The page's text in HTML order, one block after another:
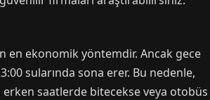
en ekonomik yöntemdir. Ancak gece
sularında sona erer. Bu nedenle,
erken saatlerde bitecekse veya otobüs